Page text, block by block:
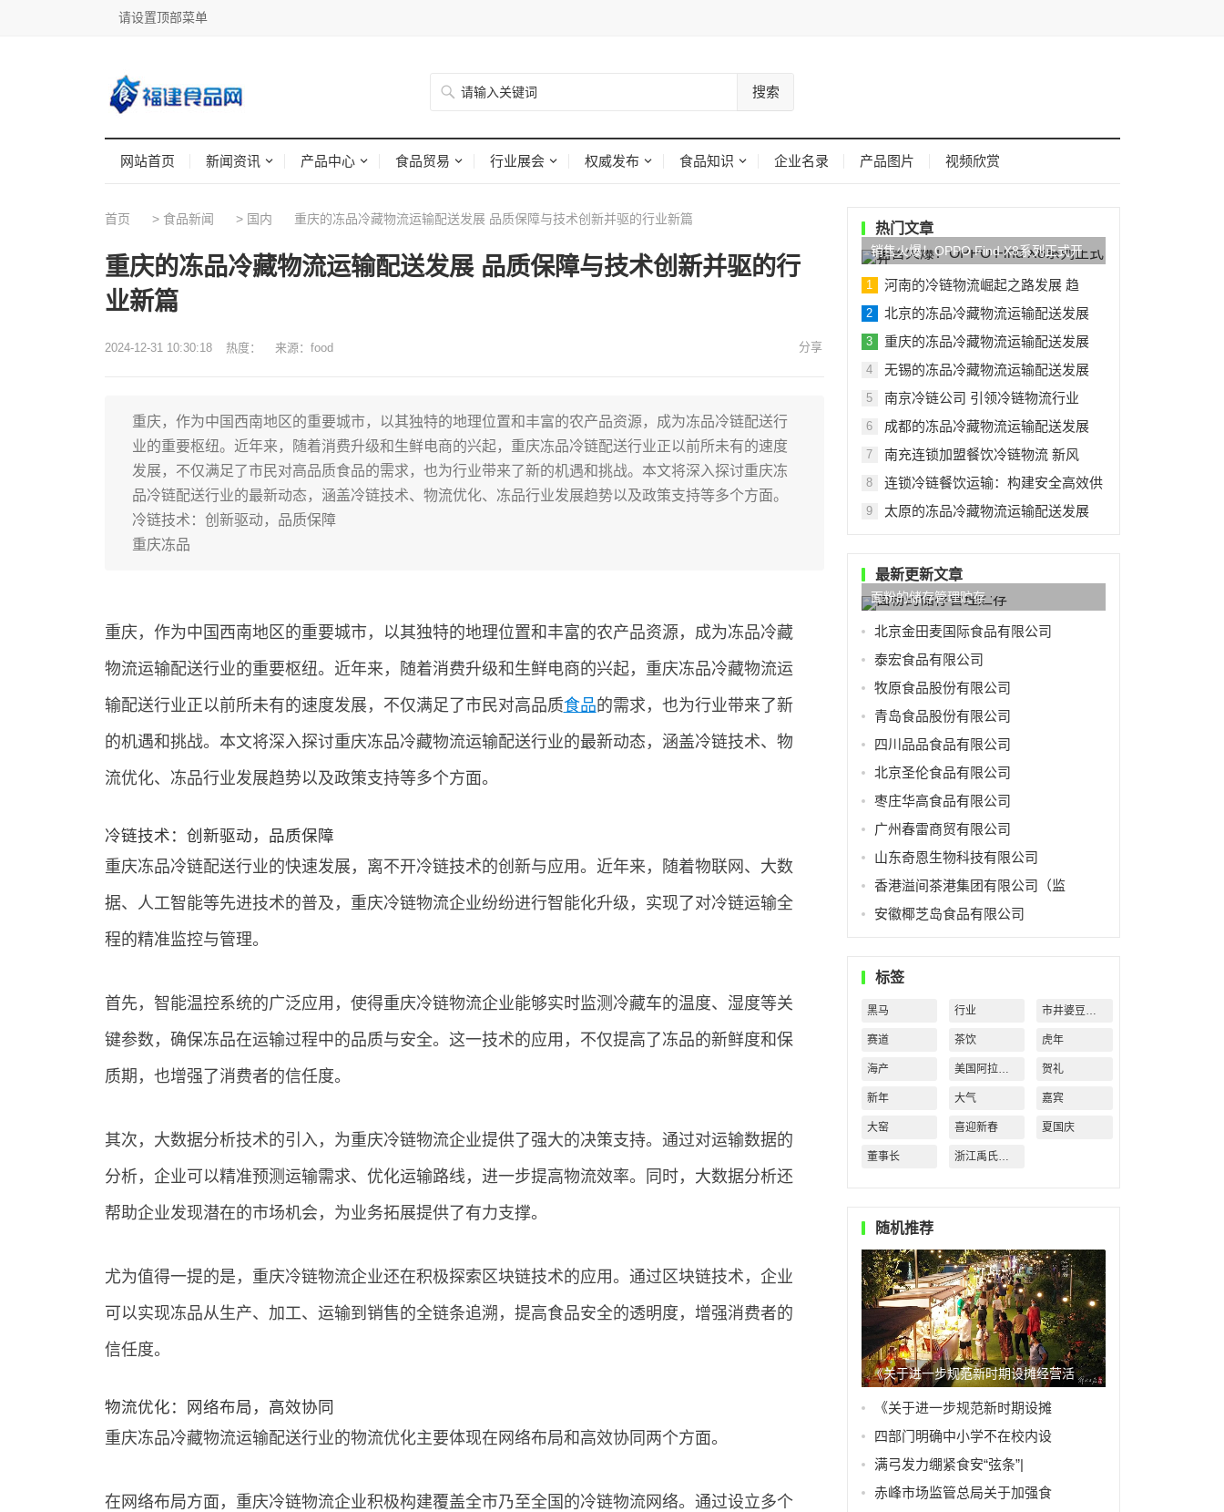
请设置顶部菜单
搜索
网站首页 新闻资讯 产品中心 食品贸易 行业展会 权威发布 食品知识 企业名录 产品图片 视频欣赏
首页 > 食品新闻 > 国内 重庆的冻品冷藏物流运输配送发展 品质保障与技术创新并驱的行业新篇
重庆的冻品冷藏物流运输配送发展 品质保障与技术创新并驱的行
业新篇
2024-12-31 10:30:18 热度： 来源：food
重庆，作为中国西南地区的重要城市，以其独特的地理位置和丰富的农产品资源，成为冻品冷链配送行
业的重要枢纽。近年来，随着消费升级和生鲜电商的兴起，重庆冻品冷链配送行业正以前所未有的速度
发展，不仅满足了市民对高品质食品的需求，也为行业带来了新的机遇和挑战。本文将深入探讨重庆冻
品冷链配送行业的最新动态，涵盖冷链技术、物流优化、冻品行业发展趋势以及政策支持等多个方面。
冷链技术：创新驱动，品质保障
重庆冻品
重庆，作为中国西南地区的重要城市，以其独特的地理位置和丰富的农产品资源，成为冻品冷藏
物流运输配送行业的重要枢纽。近年来，随着消费升级和生鲜电商的兴起，重庆冻品冷藏物流运
输配送行业正以前所未有的速度发展，不仅满足了市民对高品质食品的需求，也为行业带来了新
的机遇和挑战。本文将深入探讨重庆冻品冷藏物流运输配送行业的最新动态，涵盖冷链技术、物
流优化、冻品行业发展趋势以及政策支持等多个方面。
冷链技术：创新驱动，品质保障
重庆冻品冷链配送行业的快速发展，离不开冷链技术的创新与应用。近年来，随着物联网、大数
据、人工智能等先进技术的普及，重庆冷链物流企业纷纷进行智能化升级，实现了对冷链运输全
程的精准监控与管理。
首先，智能温控系统的广泛应用，使得重庆冷链物流企业能够实时监测冷藏车的温度、湿度等关
键参数，确保冻品在运输过程中的品质与安全。这一技术的应用，不仅提高了冻品的新鲜度和保
质期，也增强了消费者的信任度。
其次，大数据分析技术的引入，为重庆冷链物流企业提供了强大的决策支持。通过对运输数据的
分析，企业可以精准预测运输需求、优化运输路线，进一步提高物流效率。同时，大数据分析还
帮助企业发现潜在的市场机会，为业务拓展提供了有力支撑。
尤为值得一提的是，重庆冷链物流企业还在积极探索区块链技术的应用。通过区块链技术，企业
可以实现冻品从生产、加工、运输到销售的全链条追溯，提高食品安全的透明度，增强消费者的
信任度。
物流优化：网络布局，高效协同
重庆冻品冷藏物流运输配送行业的物流优化主要体现在网络布局和高效协同两个方面。
在网络布局方面，重庆冷链物流企业积极构建覆盖全市乃至全国的冷链物流网络。通过设立多个
热门文章
销售火爆！OPPO Find X8系列正式开
1 河南的冷链物流崛起之路发展 趋
2 北京的冻品冷藏物流运输配送发展
3 重庆的冻品冷藏物流运输配送发展
4 无锡的冻品冷藏物流运输配送发展
5 南京冷链公司 引领冷链物流行业
6 成都的冻品冷藏物流运输配送发展
7 南充连锁加盟餐饮冷链物流 新风
8 连锁冷链餐饮运输：构建安全高效供
9 太原的冻品冷藏物流运输配送发展
最新更新文章
面粉的储存管理贮存
北京金田麦国际食品有限公司
泰宏食品有限公司
牧原食品股份有限公司
青岛食品股份有限公司
四川品品食品有限公司
北京圣伦食品有限公司
枣庄华高食品有限公司
广州春雷商贸有限公司
山东奇恩生物科技有限公司
香港溢间茶港集团有限公司（监
安徽椰芝岛食品有限公司
标签
黑马 行业 市井婆豆沙牛乳
赛道 茶饮 虎年
海产 美国阿拉斯加 贺礼
新年 大气 嘉宾
大窑 喜迎新春 夏国庆
董事长 浙江禹氏水业有限公司
随机推荐
《关于进一步规范新时期设摊经营活
《关于进一步规范新时期设摊
四部门明确中小学不在校内设
满弓发力绷紧食安“弦条”|
赤峰市场监管总局关于加强食